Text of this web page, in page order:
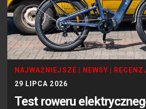
NAJWAŻNIEJSZE NEWSY
29 LIPCA 2026
Test roweru